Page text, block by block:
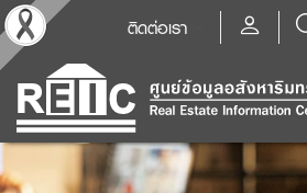
ติดต่อเรา